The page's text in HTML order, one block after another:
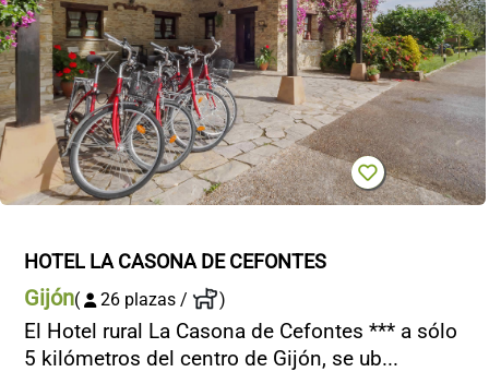
HOTEL LA CASONA DE CEFONTES
Gijón( 26 plazas / )
El Hotel rural La Casona de Cefontes *** a sólo
5 kilómetros del centro de Gijón, se ub...